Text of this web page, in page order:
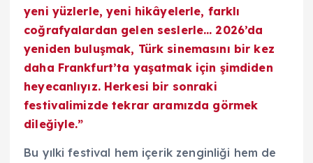
yeni yüzlerle, yeni hikâyelerle, farklı
coğrafyalardan gelen seslerle… 2026’da
yeniden buluşmak, Türk sinemasını bir kez
daha Frankfurt’ta yaşatmak için şimdiden
heyecanlıyız. Herkesi bir sonraki
festivalimizde tekrar aramızda görmek
dileğiyle.”
Bu yılki festival hem içerik zenginliği hem de